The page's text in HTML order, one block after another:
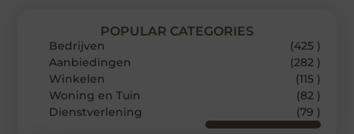
POPULAR CATEGORIES
Bedrijven
(425 )
Aanbiedingen
(282 )
Winkelen
(115 )
Woning en Tuin
(82 )
Dienstverlening
(79 )